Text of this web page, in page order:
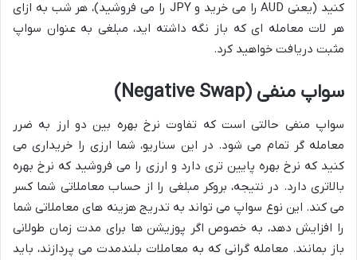
کنید (یعنی AUD را می خرید و JPY را می فروشید)، هر شب به ازای
هر لات معامله ای که باز نگه داشته اید، مبلغی به عنوان سواپ
مثبت دریافت خواهید کرد.
سواپ منفی (Negative Swap)
سواپ منفی حالتی است که تفاوت نرخ بهره بین دو ارز به ضرر
معامله گر تمام می شود. در این سناریو، شما ارزی را خریداری می
کنید که نرخ بهره پایین تری دارد و ارزی را می فروشید که نرخ بهره
بالاتری دارد. در نتیجه، بروکر مبلغی را از حساب معاملاتی شما کسر
می کند. این نوع سواپ می تواند به تدریج هزینه های معاملاتی شما
را افزایش دهد، به خصوص اگر پوزیشن ها برای مدت زمان طولانی
باز بمانند. معامله گرانی که به معاملات بلندمدت می پردازند، باید